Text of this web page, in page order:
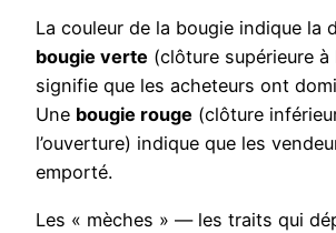
La couleur de la bougie indique la
bougie verte (clôture supérieure à
signifie que les acheteurs ont
Une bougie rouge (clôture
l’ouverture) indique que les
emporté.
Les « mèches » — les traits qui